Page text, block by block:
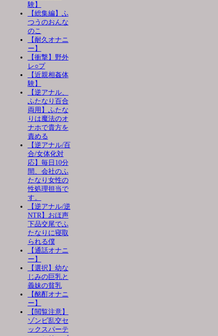
験】
【総集編】ふ
つうのおんな
のこ
【耐久オナニ
ー】
【衝撃】野外
レ○プ
【近親相姦体
験】
【逆アナル、
ふたなり百合
両用】ふたな
りは魔法のオ
ナホで貴方を
責める
【逆アナル/百
合/女体化対
応】毎日10分
間、会社のふ
たなり女性の
性処理担当で
す。
【逆アナル/逆
NTR】おほ声
下品交尾でふ
たなりに寝取
られる僕
【通話オナニ
ー】
【選択】幼な
じみの巨乳と
義妹の貧乳
【酩酊オナニ
ー】
【閲覧注意】
ゾンビ乱交セ
ックスパーテ